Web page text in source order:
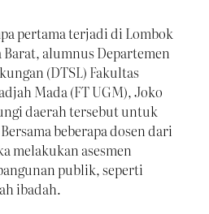
pertama terjadi di Lombok
Barat, alumnus Departemen
(DTSL) Fakultas
Mada (FT UGM), Joko
daerah tersebut untuk
beberapa dosen dari
melakukan asesmen
publik, seperti
ibadah.